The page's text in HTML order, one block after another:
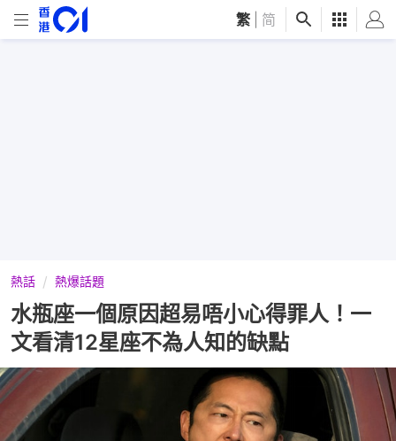
繁 简
熱話 熱爆話題
水瓶座一個原因超易唔小心得罪人！一
文看清12星座不為人知的缺點